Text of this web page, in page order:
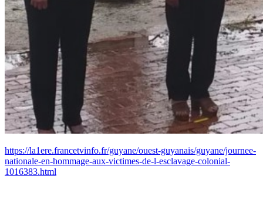
https://la1ere.francetvinfo.fr/guyane/ouest-guyanais/guyane/journee-
nationale-en-hommage-aux-victimes-de-l-esclavage-colonial-
1016383.html